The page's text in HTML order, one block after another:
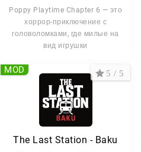
Poppy Playtime Chapter 6 — это
хоррор-приключение с
головоломками, где милые на
вид игрушки
The Last Station - Baku
5 / 5
MOD